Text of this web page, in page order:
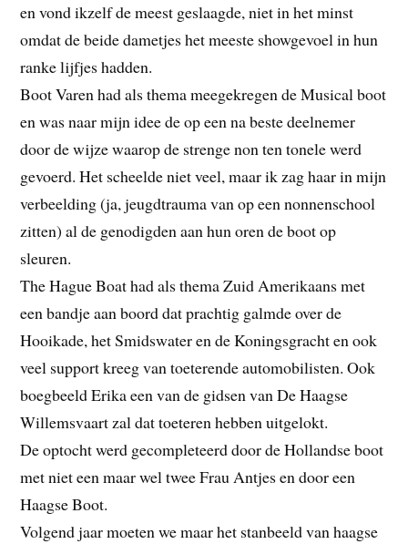
en vond ikzelf de meest geslaagde, niet in het minst
omdat de beide dametjes het meeste showgevoel in hun
ranke lijfjes hadden.
Boot Varen had als thema meegekregen de Musical boot
en was naar mijn idee de op een na beste deelnemer
door de wijze waarop de strenge non ten tonele werd
gevoerd. Het scheelde niet veel, maar ik zag haar in mijn
verbeelding (ja, jeugdtrauma van op een nonnenschool
zitten) al de genodigden aan hun oren de boot op
sleuren.
The Hague Boat had als thema Zuid Amerikaans met
een bandje aan boord dat prachtig galmde over de
Hooikade, het Smidswater en de Koningsgracht en ook
veel support kreeg van toeterende automobilisten. Ook
boegbeeld Erika een van de gidsen van De Haagse
Willemsvaart zal dat toeteren hebben uitgelokt.
De optocht werd gecompleteerd door de Hollandse boot
met niet een maar wel twee Frau Antjes en door een
Haagse Boot.
Volgend jaar moeten we maar het stanbeeld van haagse